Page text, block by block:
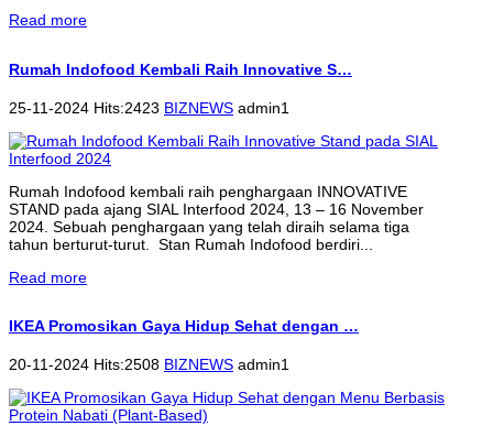
Read more
Rumah Indofood Kembali Raih Innovative S…
25-11-2024 Hits:2423 BIZNEWS admin1
Rumah Indofood kembali raih penghargaan INNOVATIVE
STAND pada ajang SIAL Interfood 2024, 13 – 16 November
2024. Sebuah penghargaan yang telah diraih selama tiga
tahun berturut-turut. Stan Rumah Indofood berdiri...
Read more
IKEA Promosikan Gaya Hidup Sehat dengan …
20-11-2024 Hits:2508 BIZNEWS admin1